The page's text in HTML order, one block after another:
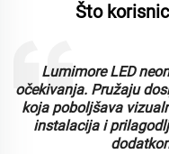
Što
Lumimore LED
očekivanja. Pružaju
koja poboljšava
instalacija i